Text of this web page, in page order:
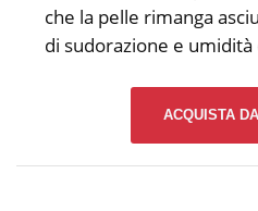
che la pelle rimanga
di sudorazione e umidità
ACQUISTA